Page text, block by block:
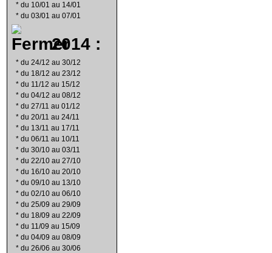
* du 10/01 au 14/01
* du 03/01 au 07/01
2014 :
* du 24/12 au 30/12
* du 18/12 au 23/12
* du 11/12 au 15/12
* du 04/12 au 08/12
* du 27/11 au 01/12
* du 20/11 au 24/11
* du 13/11 au 17/11
* du 06/11 au 10/11
* du 30/10 au 03/11
* du 22/10 au 27/10
* du 16/10 au 20/10
* du 09/10 au 13/10
* du 02/10 au 06/10
* du 25/09 au 29/09
* du 18/09 au 22/09
* du 11/09 au 15/09
* du 04/09 au 08/09
* du 26/06 au 30/06